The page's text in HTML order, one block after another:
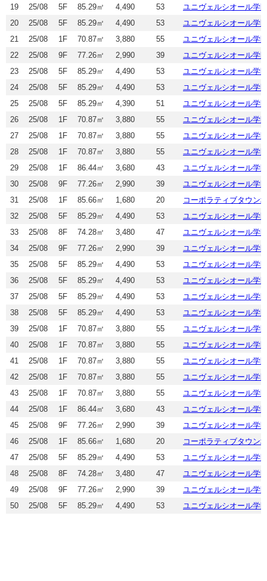
19 25/08 5F 85.29㎡ 4,490 53 ユニヴェルシオール学
20 25/08 5F 85.29㎡ 4,490 53 ユニヴェルシオール学
21 25/08 1F 70.87㎡ 3,880 55 ユニヴェルシオール学
22 25/08 9F 77.26㎡ 2,990 39 ユニヴェルシオール学
23 25/08 5F 85.29㎡ 4,490 53 ユニヴェルシオール学
24 25/08 5F 85.29㎡ 4,490 53 ユニヴェルシオール学
25 25/08 5F 85.29㎡ 4,390 51 ユニヴェルシオール学
26 25/08 1F 70.87㎡ 3,880 55 ユニヴェルシオール学
27 25/08 1F 70.87㎡ 3,880 55 ユニヴェルシオール学
28 25/08 1F 70.87㎡ 3,880 55 ユニヴェルシオール学
29 25/08 1F 86.44㎡ 3,680 43 ユニヴェルシオール学
30 25/08 9F 77.26㎡ 2,990 39 ユニヴェルシオール学
31 25/08 1F 85.66㎡ 1,680 20 コーポラティブタウン
32 25/08 5F 85.29㎡ 4,490 53 ユニヴェルシオール学
33 25/08 8F 74.28㎡ 3,480 47 ユニヴェルシオール学
34 25/08 9F 77.26㎡ 2,990 39 ユニヴェルシオール学
35 25/08 5F 85.29㎡ 4,490 53 ユニヴェルシオール学
36 25/08 5F 85.29㎡ 4,490 53 ユニヴェルシオール学
37 25/08 5F 85.29㎡ 4,490 53 ユニヴェルシオール学
38 25/08 5F 85.29㎡ 4,490 53 ユニヴェルシオール学
39 25/08 1F 70.87㎡ 3,880 55 ユニヴェルシオール学
40 25/08 1F 70.87㎡ 3,880 55 ユニヴェルシオール学
41 25/08 1F 70.87㎡ 3,880 55 ユニヴェルシオール学
42 25/08 1F 70.87㎡ 3,880 55 ユニヴェルシオール学
43 25/08 1F 70.87㎡ 3,880 55 ユニヴェルシオール学
44 25/08 1F 86.44㎡ 3,680 43 ユニヴェルシオール学
45 25/08 9F 77.26㎡ 2,990 39 ユニヴェルシオール学
46 25/08 1F 85.66㎡ 1,680 20 コーポラティブタウン
47 25/08 5F 85.29㎡ 4,490 53 ユニヴェルシオール学
48 25/08 8F 74.28㎡ 3,480 47 ユニヴェルシオール学
49 25/08 9F 77.26㎡ 2,990 39 ユニヴェルシオール学
50 25/08 5F 85.29㎡ 4,490 53 ユニヴェルシオール学